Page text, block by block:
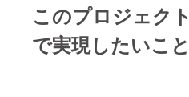
このプロジェクト
で実現したいこと